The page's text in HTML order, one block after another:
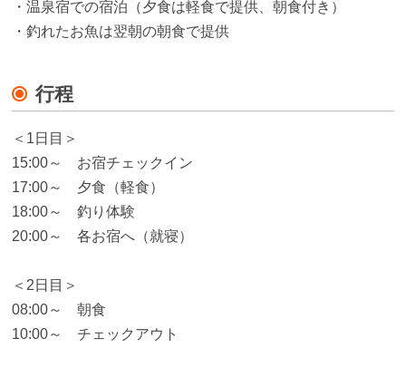
・温泉宿での宿泊（夕食は軽食で提供、朝食付き）
・釣れたお魚は翌朝の朝食で提供
行程
＜1日目＞
15:00～ お宿チェックイン
17:00～ 夕食（軽食）
18:00～ 釣り体験
20:00～ 各お宿へ（就寝）
＜2日目＞
08:00～ 朝食
10:00～ チェックアウト